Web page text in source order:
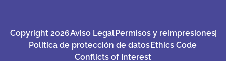
Copyright 2026Aviso Legal Permisos y reimpresiones
Política de protección de datos Ethics Code
Conflicts of Interest